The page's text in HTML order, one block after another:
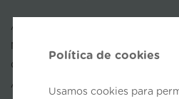
AEP
NOVOBANCO
COFACE
APDL
Política de cookies
Usamos cookies para